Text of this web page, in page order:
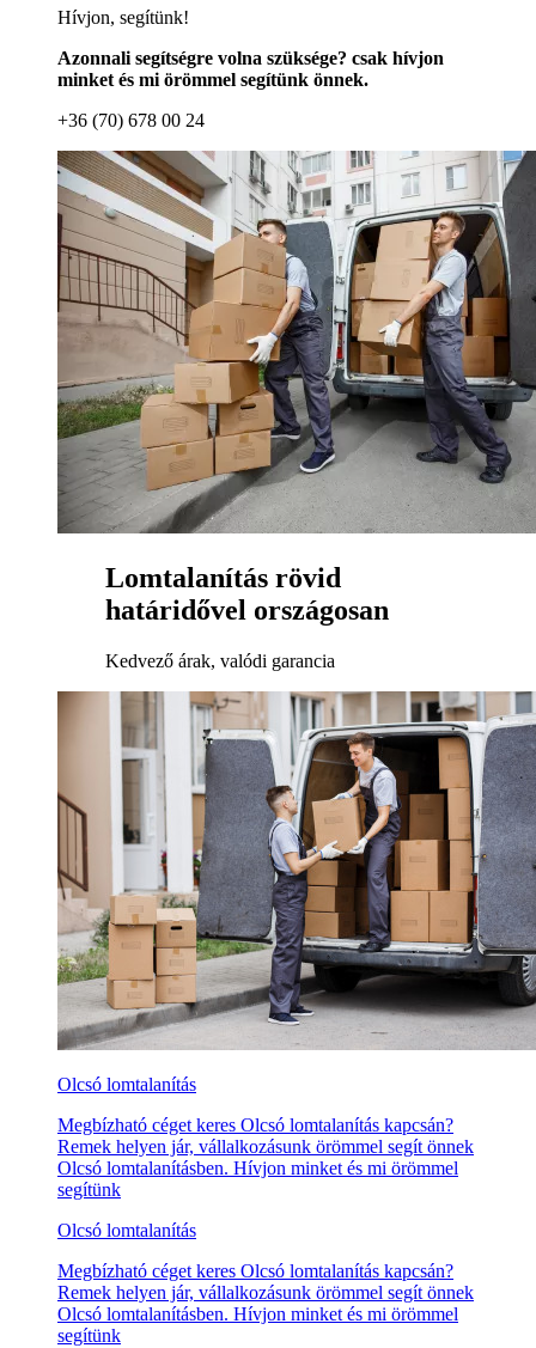
Hívjon, segítünk!
Azonnali segítségre volna szüksége? csak hívjon
minket és mi örömmel segítünk önnek.
+36 (70) 678 00 24
Lomtalanítás rövid
határidővel országosan
Kedvező árak, valódi garancia
Olcsó lomtalanítás
Megbízható céget keres Olcsó lomtalanítás kapcsán?
Remek helyen jár, vállalkozásunk örömmel segít önnek
Olcsó lomtalanításben. Hívjon minket és mi örömmel
segítünk
Olcsó lomtalanítás
Megbízható céget keres Olcsó lomtalanítás kapcsán?
Remek helyen jár, vállalkozásunk örömmel segít önnek
Olcsó lomtalanításben. Hívjon minket és mi örömmel
segítünk